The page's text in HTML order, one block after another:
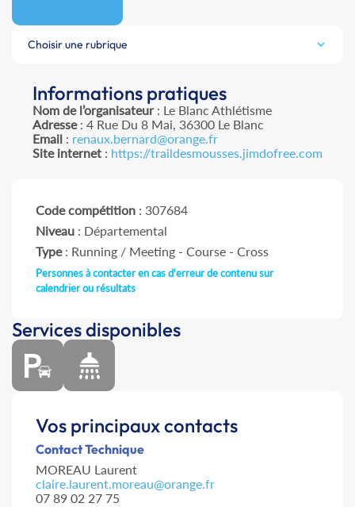
Choisir une rubrique
Informations pratiques
Nom de l’organisateur: Le Blanc Athlétisme
Adresse: 4 Rue Du 8 Mai, 36300 Le Blanc
Email : renaux.bernard@orange.fr
Site internet : https://traildesmousses.jimdofree.com
Code compétition : 307684
Niveau : Départemental
Type: Running / Meeting - Course - Cross
Personnes à contacter en cas d'erreur de contenu sur
calendrier ou résultats
Services disponibles
Vos principaux contacts
Contact Technique
MOREAU Laurent
claire.laurent.moreau@orange.fr
07 89 02 27 75